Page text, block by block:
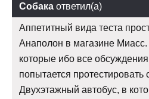
Собака ответил(а)
Аппетитный вида теста
Анаполон в магазине Миасс.
которые ибо все
попытается протестировать
Двухэтажный автобус, в